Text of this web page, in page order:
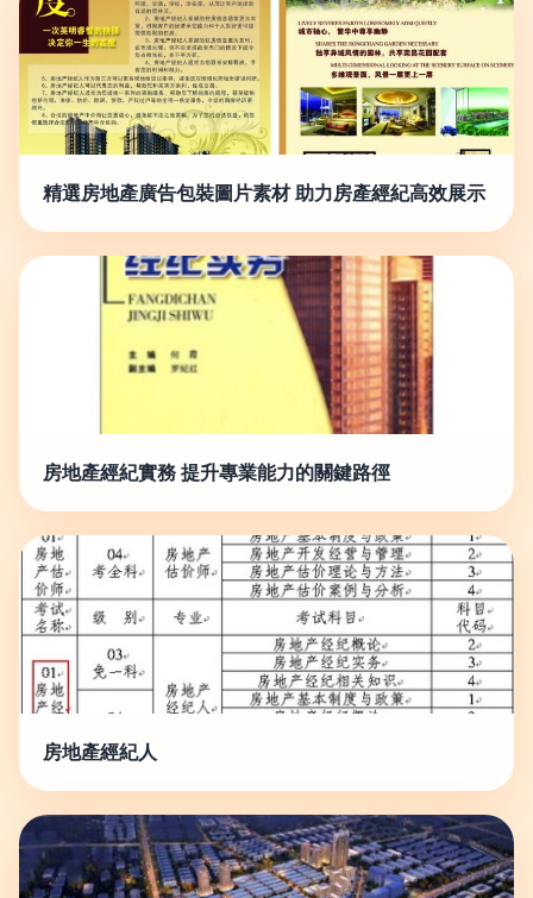
精選房地產廣告包裝圖片素材 助力房產經紀高效展示
房地產經紀實務 提升專業能力的關鍵路徑
房地產經紀人